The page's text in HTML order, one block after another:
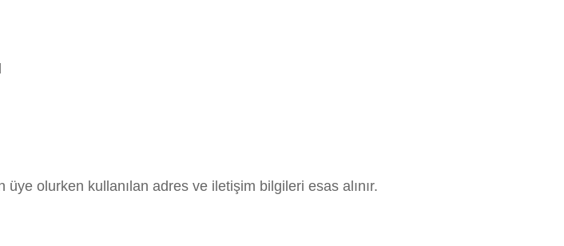
olurken kullanılan adres ve iletişim bilgileri esas alınır.